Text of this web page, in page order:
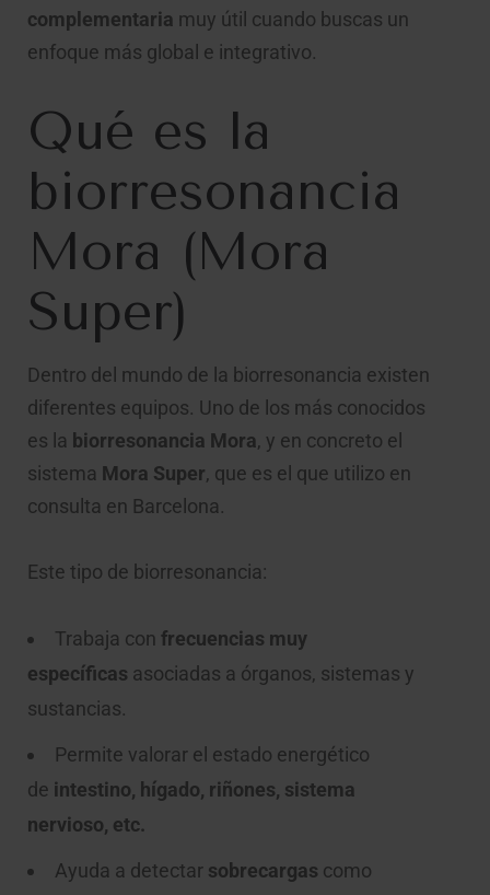
complementaria muy útil cuando buscas un
enfoque más global e integrativo.
Qué es la
biorresonancia
Mora (Mora
Super)
Dentro del mundo de la biorresonancia existen
diferentes equipos. Uno de los más conocidos
es la biorresonancia Mora, y en concreto el
sistema Mora Super, que es el que utilizo en
consulta en Barcelona.
Este tipo de biorresonancia:
Trabaja con frecuencias muy
específicas asociadas a órganos, sistemas y
sustancias.
Permite valorar el estado energético
de intestino, hígado, riñones, sistema
nervioso, etc.
Ayuda a detectar sobrecargas como